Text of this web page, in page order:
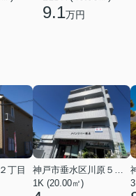
9.1万円
丁目
神戸市垂水区川原５丁目
1K (20.00㎡)